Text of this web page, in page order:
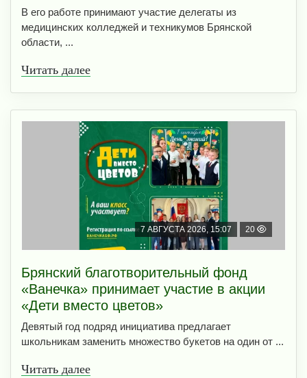
В его работе принимают участие делегаты из
медицинских колледжей и техникумов Брянской
области, ...
Читать далее
7 АВГУСТА 2026, 15:07 20
Брянский благотворительный фонд
«Ванечка» принимает участие в акции
«Дети вместо цветов»
Девятый год подряд инициатива предлагает
школьникам заменить множество букетов на один от ...
Читать далее